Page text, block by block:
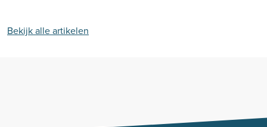
Bekijk alle artikelen